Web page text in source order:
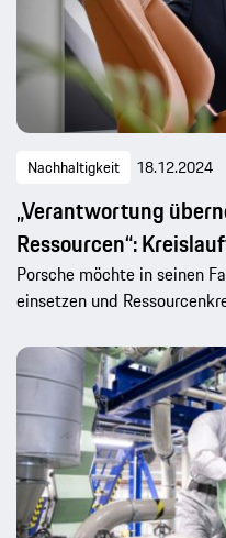
Nachhaltigkeit 18.12.2024
„Verantwortung
Ressourcen“:
Porsche möchte in seinen
einsetzen und